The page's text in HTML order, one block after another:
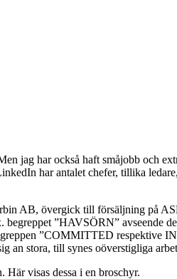
jag har också haft småjobb och
har antalet chefer, tillika
AB, övergick till försäljning på
”HAVSÖRN” avseende
”COMMITTED respektive
an stora, till synes oöverstigliga
Här visas dessa i en broschyr.